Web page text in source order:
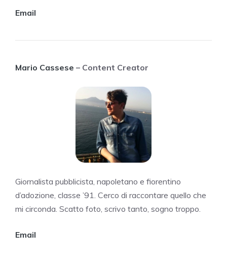
Email
Mario Cassese – Content Creator
Giornalista pubblicista, napoletano e fiorentino
d’adozione, classe ’91. Cerco di raccontare quello che
mi circonda. Scatto foto, scrivo tanto, sogno troppo.
Email